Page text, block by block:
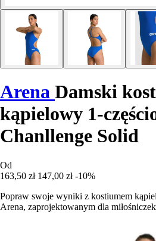
Arena Damski
kąpielowy 1-
Chanllenge Solid
Od
163,50 zł 147,00 zł -10%
Popraw swoje wyniki z kostiumem
Arena, zaprojektowanym dla